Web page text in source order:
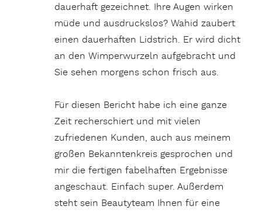
dauerhaft gezeichnet. Ihre Augen wirken
müde und ausdruckslos? Wahid zaubert
einen dauerhaften Lidstrich. Er wird dicht
an den Wimperwurzeln aufgebracht und
Sie sehen morgens schon frisch aus.
Für diesen Bericht habe ich eine ganze
Zeit recherschiert und mit vielen
zufriedenen Kunden, auch aus meinem
großen Bekanntenkreis gesprochen und
mir die fertigen fabelhaften Ergebnisse
angeschaut. Einfach super. Außerdem
steht sein Beautyteam Ihnen für eine